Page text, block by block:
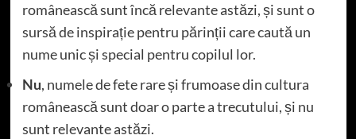
românească sunt încă relevante astăzi, și sunt o
sursă de inspirație pentru părinții care caută un
nume unic și special pentru copilul lor.
Nu, numele de fete rare și frumoase din cultura
românească sunt doar o parte a trecutului, și nu
sunt relevante astăzi.